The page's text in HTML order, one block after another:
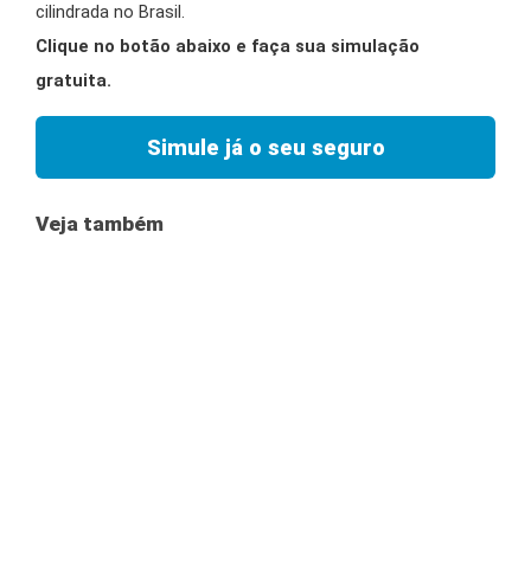
cilindrada no Brasil.
Clique no botão abaixo e faça sua simulação
gratuita.
Simule já o seu seguro
Veja também